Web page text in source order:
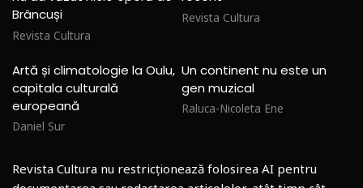
Brâncuși
Revista Cultura
Revista Cultura
Artă și climatologie la Oulu,
capitala culturală
europeană
Daniel Sur
Un continent nu este un
gen muzical
Raluca-Nicoleta Ene
Revista Cultura nu restricționează folosirea AI pentru